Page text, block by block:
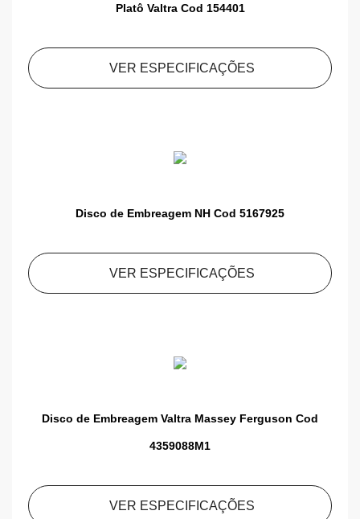
Platô Valtra Cod 154401
VER ESPECIFICAÇÕES
Disco de Embreagem NH Cod 5167925
VER ESPECIFICAÇÕES
Disco de Embreagem Valtra Massey Ferguson Cod
4359088M1
VER ESPECIFICAÇÕES